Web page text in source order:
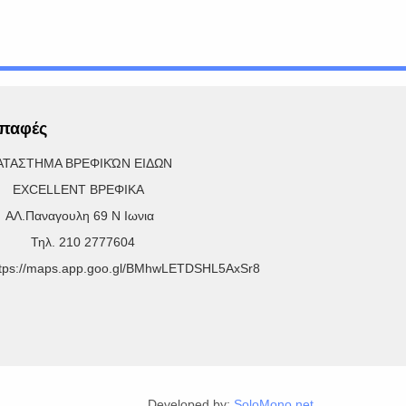
ΒΡΕΦΙΚΏΝ ΕΙΔΩΝ
ΒΡΕΦΙΚΑ
69 Ν Ιωνια
210 2777604
maps.app.goo.gl/BMhwLETDSHL5AxSr8